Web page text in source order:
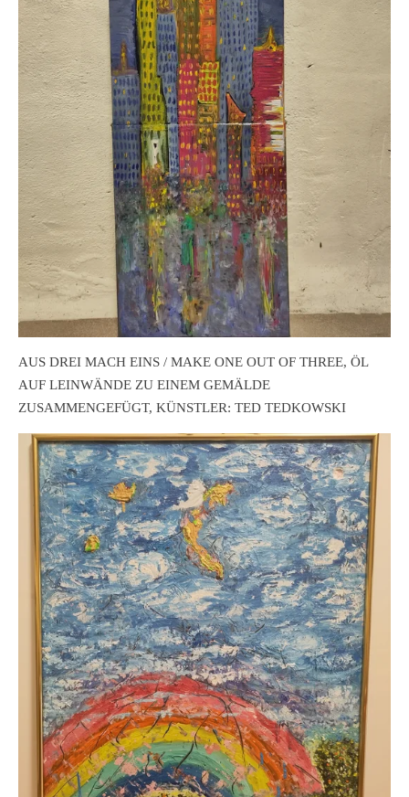
AUS DREI MACH EINS / MAKE ONE OUT OF THREE, ÖL
AUF LEINWÄNDE ZU EINEM GEMÄLDE
ZUSAMMENGEFÜGT, KÜNSTLER: TED TEDKOWSKI